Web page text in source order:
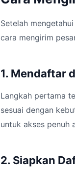
Setelah
cara mengirim
1. Mendaftar
Langkah pertama
sesuai dengan
untuk akses penuh
2. Siapkan